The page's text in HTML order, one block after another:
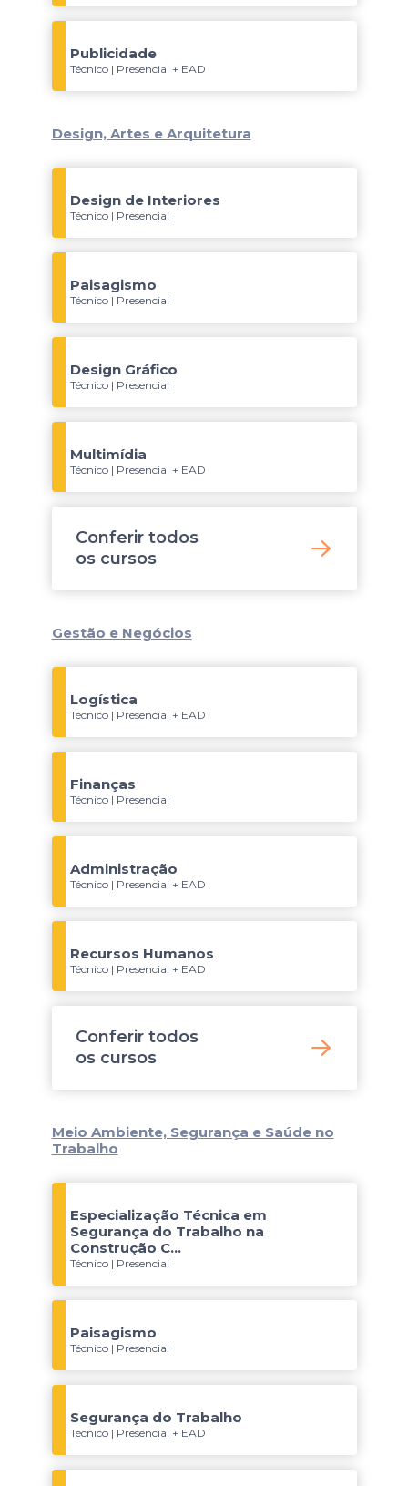
Publicidade
Técnico | Presencial + EAD
Design, Artes e Arquitetura
Design de Interiores
Técnico | Presencial
Paisagismo
Técnico | Presencial
Design Gráfico
Técnico | Presencial
Multimídia
Técnico | Presencial + EAD
Conferir todos
os cursos
Gestão e Negócios
Logística
Técnico | Presencial + EAD
Finanças
Técnico | Presencial
Administração
Técnico | Presencial + EAD
Recursos Humanos
Técnico | Presencial + EAD
Conferir todos
os cursos
Meio Ambiente, Segurança e Saúde no
Trabalho
Especialização Técnica em
Segurança do Trabalho na
Construção C...
Técnico | Presencial
Paisagismo
Técnico | Presencial
Segurança do Trabalho
Técnico | Presencial + EAD